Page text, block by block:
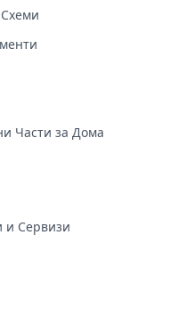
Части за Дома
и Сервизи